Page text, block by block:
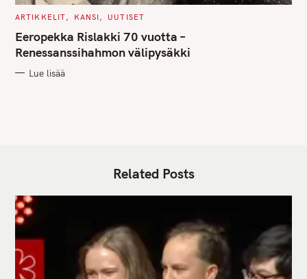
C
T
E
G
O
I
ARTIKKELIT KANSI UUTISET
Eeropekka Rislakki 70 vuotta –
Renessanssihahmon välipysäkki
Lue lisää
Related Posts